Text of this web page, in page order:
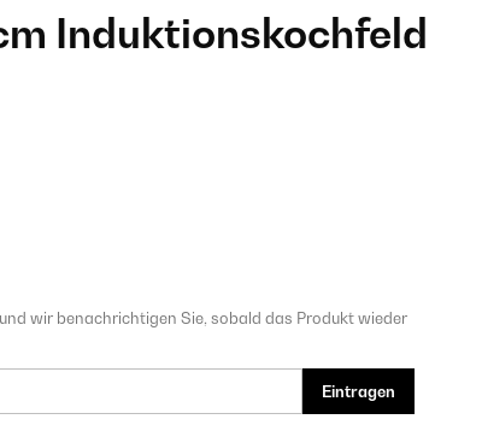
Induktionskochfeld
wir benachrichtigen Sie, sobald das Produkt wieder
Eintragen